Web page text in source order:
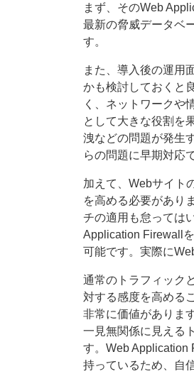
まず、そのWeb
最新の脅威データベ
す。
また、導入後の運用
かも検討しておくと
く、ネットワークや
として大きな役割を
洩などの問題が発生
らの問題に早期対応
加えて、Webサイト
を高める必要があり
チの適用も怠っては
Application Firewall
可能です。実際に
通常のトラフィック
対する感度を高める
非常に価値がありま
一見無関係に見える
す。Web Application
持っているため、自